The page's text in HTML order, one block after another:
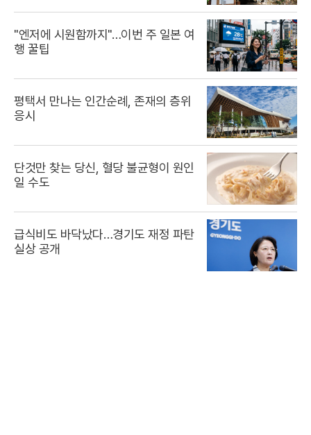
"엔저에 시원함까지"…이번 주 일본 여
행 꿀팁
평택서 만나는 인간순례, 존재의 층위
응시
단것만 찾는 당신, 혈당 불균형이 원인
일 수도
급식비도 바닥났다…경기도 재정 파탄
실상 공개